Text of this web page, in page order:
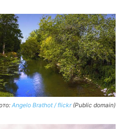
Angelo Brathot / flickr(Public domain)